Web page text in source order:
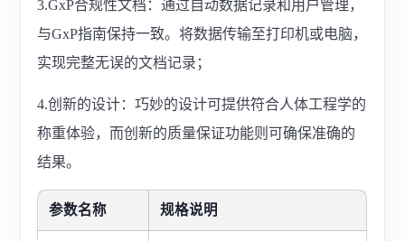
3.GxP合规性文档：通过自动数据记录和用户管理，
与GxP指南保持一致。将数据传输至打印机或电脑，
实现完整无误的文档记录；
4.创新的设计：巧妙的设计可提供符合人体工程学的
称重体验，而创新的质量保证功能则可确保准确的
结果。
参数名称 规格说明